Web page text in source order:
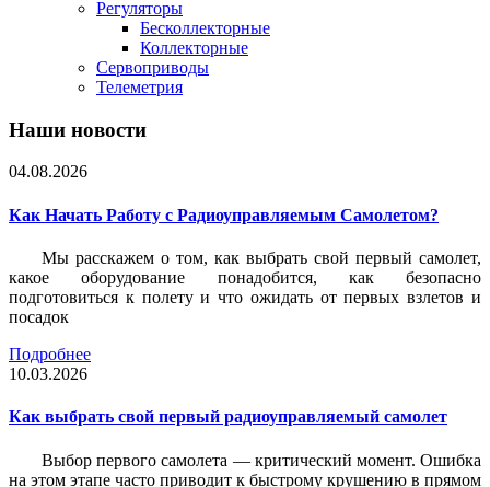
Регуляторы
Бесколлекторные
Коллекторные
Сервоприводы
Телеметрия
Наши новости
04.08.2026
Как Начать Работу с Радиоуправляемым Самолетом?
Мы расскажем о том, как выбрать свой первый самолет,
какое оборудование понадобится, как безопасно
подготовиться к полету и что ожидать от первых взлетов и
посадок
Подробнее
10.03.2026
Как выбрать свой первый радиоуправляемый самолет
Выбор первого самолета — критический момент. Ошибка
на этом этапе часто приводит к быстрому крушению в прямом